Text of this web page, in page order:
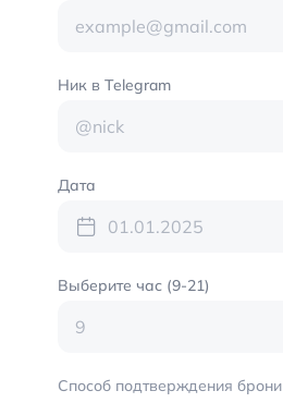
Ник в Telegram
Дата
Выберите час (9-21)
Способ подтверждения брони